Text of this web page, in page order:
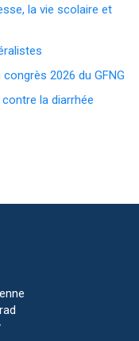
la vie scolaire et
2026 du GFNG
la diarrhée